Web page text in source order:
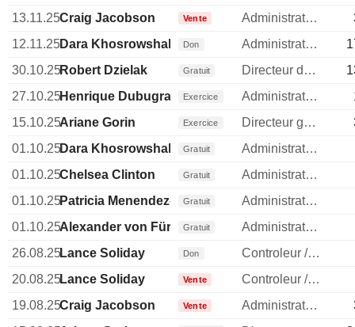
13.11.25Craig Jacobson Vente Administrateur
12.11.25Dara Khosrowshahi Don Administrateur
30.10.25Robert Dzielak Gratuit Directeur des ressources humaines
27.10.25Henrique Dubugras Exercice Administrateur
15.10.25Ariane Gorin Exercice Directeur general
01.10.25Dara Khosrowshahi Gratuit
Administrateur
01.10.25Chelsea Clinton Gratuit
Administrateur
01.10.25Patricia Menendez-Cambo
Gratuit
Administrateur
01.10.25Alexander von Fürstenberg
Gratuit
Administrateur
26.08.25Lance Soliday Don
Controleur / auditeur
20.08.25Lance Soliday Vente
Controleur / auditeur
19.08.25Craig Jacobson Vente Administrateur